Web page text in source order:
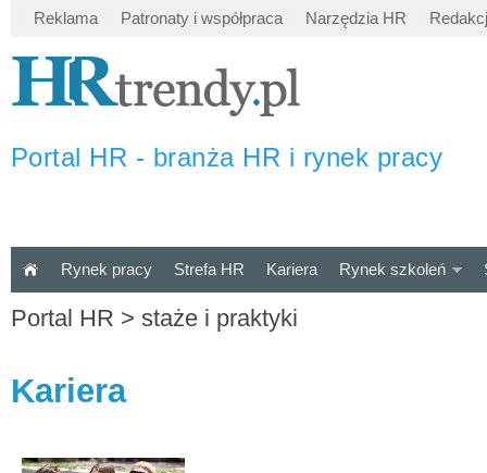
Reklama Patronaty i współpraca Narzędzia HR
Portal HR - branża HR i rynek pracy
Rynek pracy Strefa HR Kariera Rynek szkoleń
Portal HR > staże i praktyki
Kariera